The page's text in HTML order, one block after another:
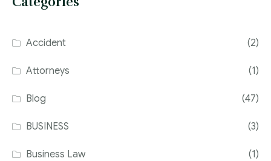
Accident (2)
Attorneys (1)
Blog (47)
BUSINESS (3)
Business Law (1)